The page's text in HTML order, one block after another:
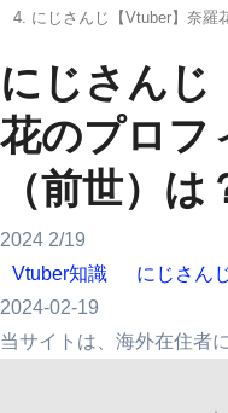
にじさんじ【Vtuber】奈羅
にじさんじ
花のプロフ
（前世）は
2024 2/19
Vtuber知識
にじさん
2024-02-19
当サイトは、海外在住者